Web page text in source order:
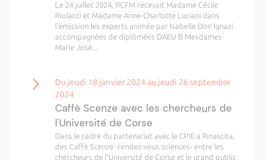
Le 24 juillet 2024, RCFM recevait Madame Cécile
Riolacci et Madame Anne-Charlotte Luciani dans
l'émission les experts animée par Isabelle Don Ignazi
accompagnées de diplômées DAEU B Mesdames
Marie José...
Du jeudi 18 janvier 2024 au jeudi 26 septembre
2024
Caffè Scenze avec les chercheurs de
l'Université de Corse
Dans le cadre du partenariat avec le CPIE a Rinascita,
des Caffè Scenze -rendez-vous sciences- entre les
chercheurs de l’Université de Corse et le grand public